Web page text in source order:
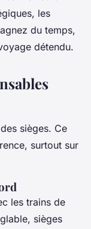
les
du temps,
détendu.
sièges. Ce
surtout sur
les trains de
sièges